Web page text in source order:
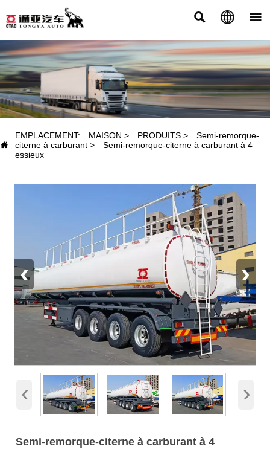
  
PRODUITS

EMPLACEMENT: MAISON > PRODUITS >
Semi-remorque-
citerne à carburant >
Semi-remorque-citerne à carburant à 4
essieux
‹ ›
‹ ›
Semi-remorque-citerne à carburant à 4